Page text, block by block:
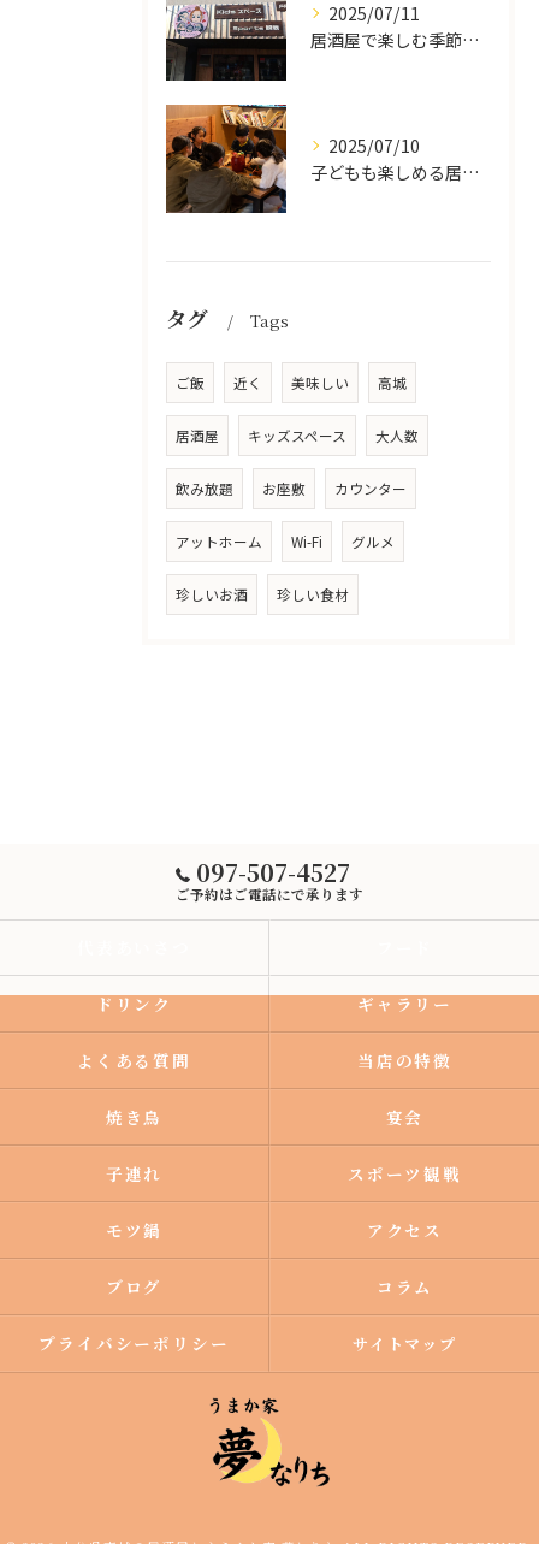
2025/07/11
居酒屋で楽しむ季節の味覚と生中継スポーツ観戦
2025/07/10
子どもも楽しめる居酒屋の魅力
タグ Tags
ご飯 近く 美味しい 高城
居酒屋 キッズスペース 大人数
飲み放題 お座敷 カウンター
アットホーム Wi-Fi グルメ
珍しいお酒 珍しい食材
097-507-4527
ご予約はご電話にで承ります
ドリンク ギャラリー
よくある質問 当店の特徴
焼き鳥 宴会
子連れ スポーツ観戦
モツ鍋 アクセス
ブログ コラム
プライバシーポリシー サイトマップ